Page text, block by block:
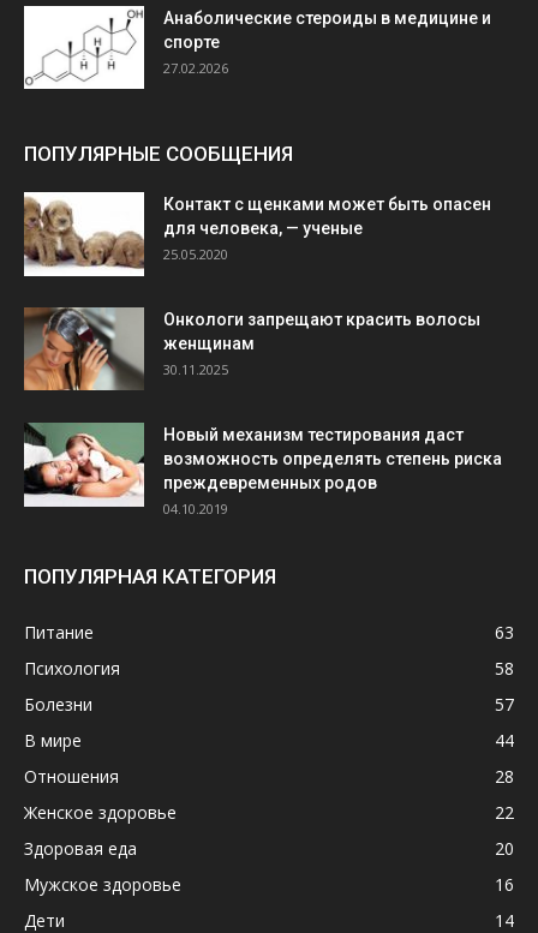
Анаболические стероиды в медицине и
спорте
27.02.2026
ПОПУЛЯРНЫЕ СООБЩЕНИЯ
Контакт с щенками может быть опасен
для человека, — ученые
25.05.2020
Онкологи запрещают красить волосы
женщинам
30.11.2025
Новый механизм тестирования даст
возможность определять степень риска
преждевременных родов
04.10.2019
ПОПУЛЯРНАЯ КАТЕГОРИЯ
Питание
63
Психология
58
Болезни
57
В мире
44
Отношения
28
Женское здоровье
22
Здоровая еда
20
Мужское здоровье
16
Дети
14